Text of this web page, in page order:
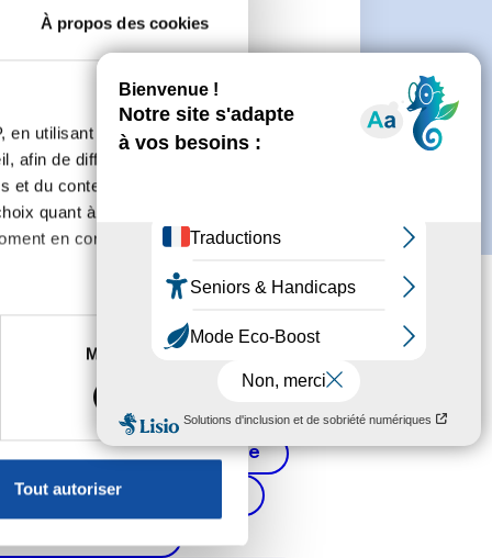
À propos des cookies
en utilisant des
afin de diffuser des
du contenu, ainsi que de
quant à l'utilisation de
en consultant la
à plusieurs mètres près
reportez-vous à lasection «
sur les cookies.
Marketing
Tout autoriser
créer un compte.
Cancer de la prostate
de l'utérus, ovaires)